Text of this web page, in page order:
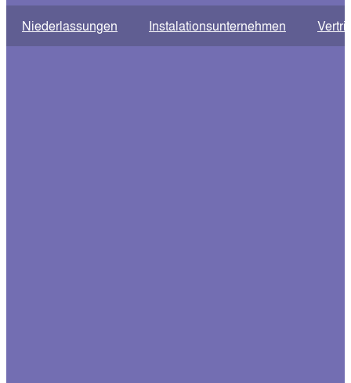
Niederlassungen Instalationsunternehmen